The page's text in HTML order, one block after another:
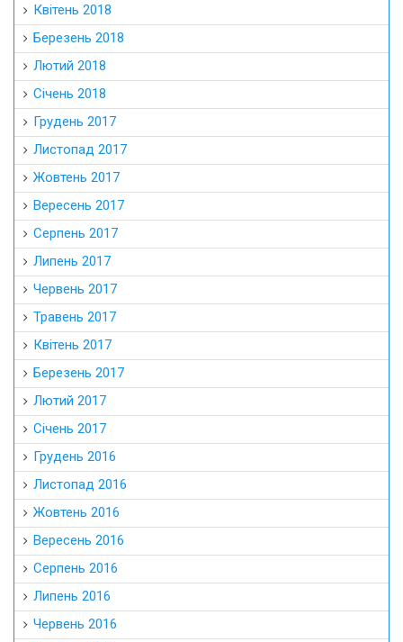
Квітень 2018
Березень 2018
Лютий 2018
Січень 2018
Грудень 2017
Листопад 2017
Жовтень 2017
Вересень 2017
Серпень 2017
Липень 2017
Червень 2017
Травень 2017
Квітень 2017
Березень 2017
Лютий 2017
Січень 2017
Грудень 2016
Листопад 2016
Жовтень 2016
Вересень 2016
Серпень 2016
Липень 2016
Червень 2016